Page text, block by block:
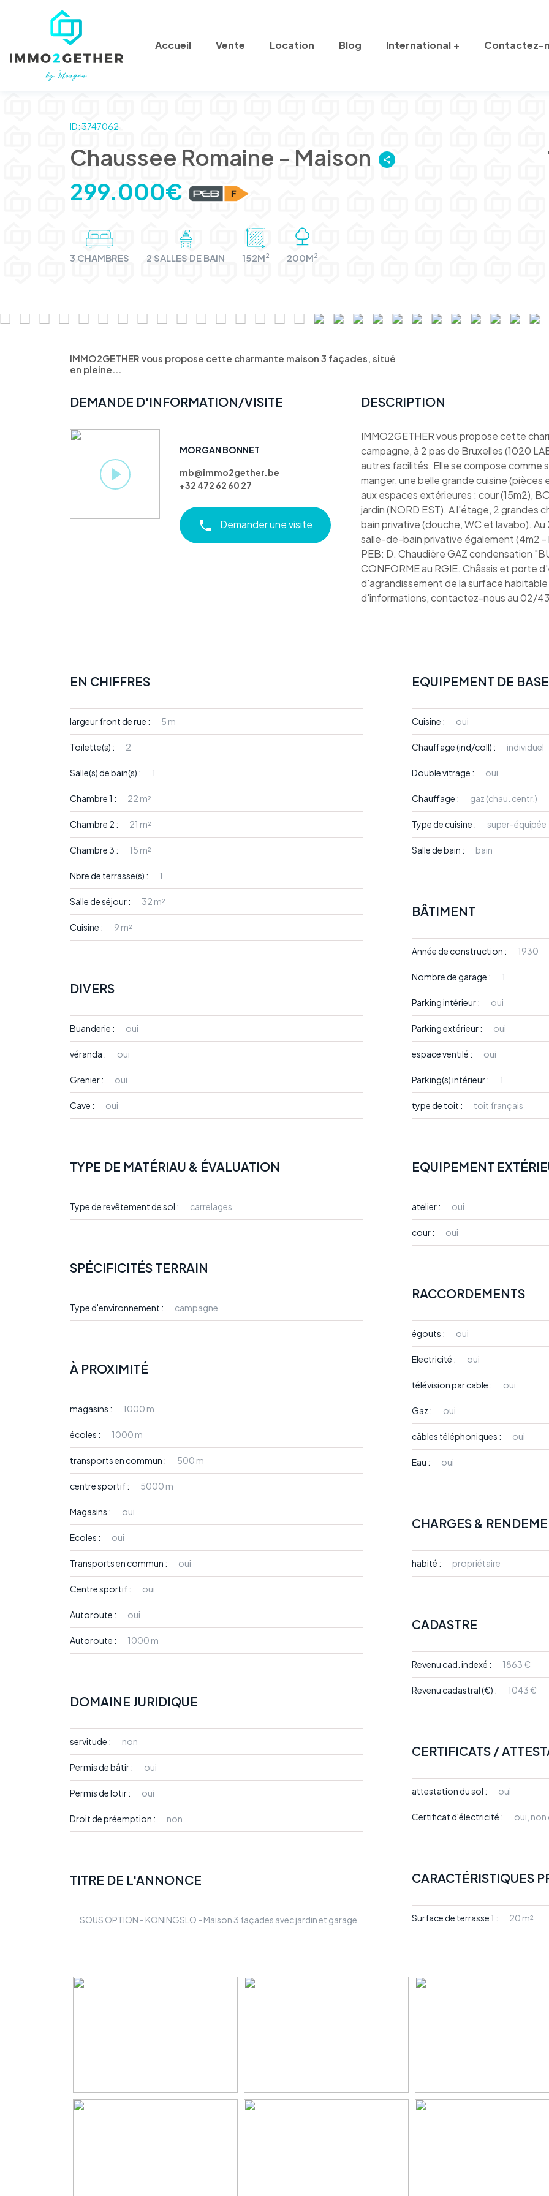
Accueil Vente Location Blog International Contactez-
ID: 3747062
Chaussee Romaine - Maison
299.000€
3 CHAMBRES 2 SALLES DE BAIN 152M2 200M2
IMMO2GETHER vous propose cette charmante maison 3 façades, situé
en pleine...
DEMANDE D'INFORMATION/VISITE
MORGAN BONNET
mb@immo2gether.be
+32 472 62 60 27
Demander une visite
DESCRIPTION
IMMO2GETHER vous propose cette
campagne, à 2 pas de Bruxelles (1020
autres facilités. Elle se compose comme
manger, une belle grande cuisine
aux espaces extérieures : cour (15m2),
jardin (NORD EST). A l'étage, 2 grandes
bain privative (douche, WC et lavabo).
salle-de-bain privative également (4m2 -
PEB: D. Chaudière GAZ condensation
CONFORME au RGIE. Châssis et porte
d'agrandissement de la surface
d'informations, contactez-nous au 02/
EN CHIFFRES
largeur front de rue : 5 m
Toilette(s) : 2
Salle(s) de bain(s) : 1
Chambre 1 : 22 m²
Chambre 2 : 21 m²
Chambre 3 : 15 m²
Nbre de terrasse(s) : 1
Salle de séjour : 32 m²
Cuisine : 9 m²
EQUIPEMENT DE BASE
Cuisine : oui
Chauffage (ind/coll) : individuel
Double vitrage : oui
Chauffage : gaz (chau. centr.)
Type de cuisine : super-équipée
Salle de bain : bain
BÂTIMENT
Année de construction : 1930
Nombre de garage : 1
Parking intérieur : oui
Parking extérieur : oui
espace ventilé : oui
Parking(s) intérieur : 1
type de toit : toit français
DIVERS
Buanderie : oui
véranda : oui
Grenier : oui
Cave : oui
TYPE DE MATÉRIAU & ÉVALUATION
Type de revêtement de sol : carrelages
EQUIPEMENT
atelier : oui
cour : oui
SPÉCIFICITÉS TERRAIN
Type d'environnement : campagne
RACCORDEMENTS
égouts : oui
Electricité : oui
télévision par cable : oui
Gaz : oui
câbles téléphoniques : oui
Eau : oui
À PROXIMITÉ
magasins : 1000 m
écoles : 1000 m
transports en commun : 500 m
centre sportif : 5000 m
Magasins : oui
Ecoles : oui
Transports en commun : oui
Centre sportif : oui
Autoroute : oui
Autoroute : 1000 m
CHARGES &
habité : propriétaire
CADASTRE
Revenu cad. indexé : 1863 €
Revenu cadastral (€) : 1043 €
DOMAINE JURIDIQUE
servitude : non
Permis de bâtir : oui
Permis de lotir : oui
Droit de préemption : non
CERTIFICATS /
attestation du sol : oui
Certificat d'électricité : oui,
CARACTÉRISTIQUES
Surface de terrasse 1 : 20 m²
TITRE DE L'ANNONCE
SOUS OPTION - KONINGSLO - Maison 3 façades avec jardin et garage